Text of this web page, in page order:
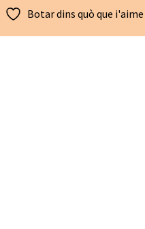
Botar dins quò que i'aime